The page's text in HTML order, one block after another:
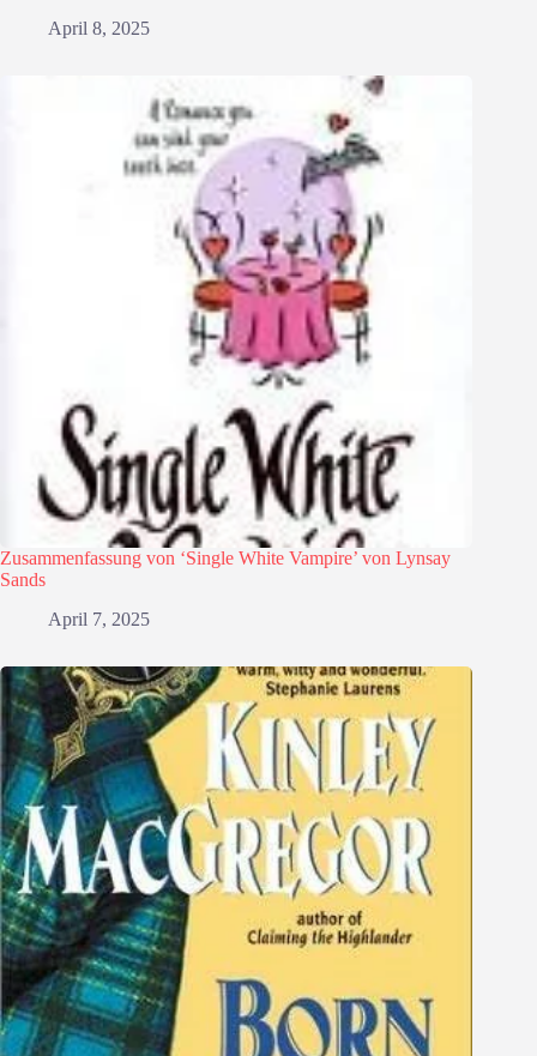
April 8, 2025
Zusammenfassung von ‘Single White Vampire’ von Lynsay
Sands
April 7, 2025